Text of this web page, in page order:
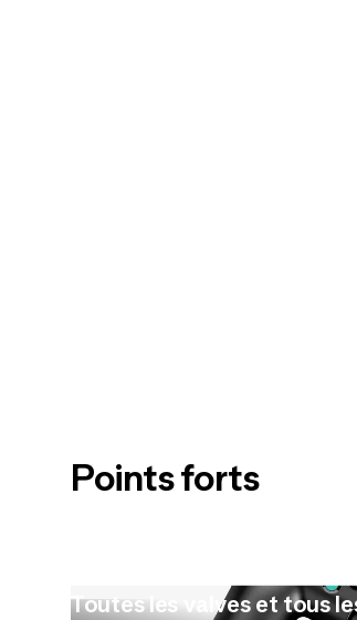
Points forts
Toutes les valves et tous